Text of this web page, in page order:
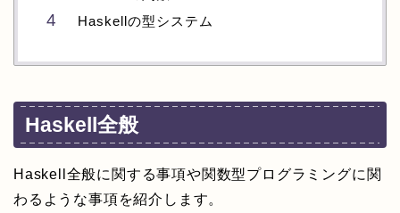
Haskellの型システム
Haskell全般
Haskell全般に関する事項や関数型プログラミングに関
わるような事項を紹介します。